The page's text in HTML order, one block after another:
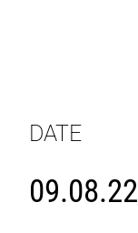
DATE
09.08.22